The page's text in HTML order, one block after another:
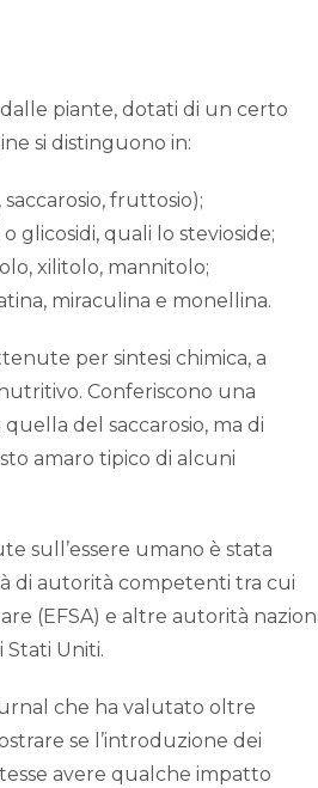
piante, dotati di un certo
si distinguono in:
fruttosio);
glicosidi, quali lo stevioside;
xilitolo, mannitolo;
miraculina e monellina.
per sintesi chimica, a
Conferiscono una
del saccarosio, ma di
amaro tipico di alcuni
sull’essere umano è stata
di autorità competenti tra cui
(EFSA) e altre autorità
Uniti.
che ha valutato oltre
se l’introduzione dei
avere qualche impatto